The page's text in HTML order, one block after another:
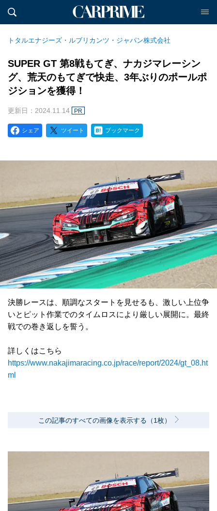
トタルエナジーズ・ルブリカンツ・ジャパン株式会社
SUPER GT 第8戦もてぎ、ナカジマレーシン
グ、荒天のもてぎで快走、3年ぶりのポールポ
ジションを獲得！
更新日：2024.11.14 PR
シェア ツイート ブックマーク
決勝レースは、順調なスタートを見せるも、激しい上位争
いとピット作業でのタイムロスにより厳しい展開に。最終
戦での巻き返しを誓う。
詳しくはこちら
https://www.nakajimaracing.co.jp/race/report/2024/gt_08.ht
ml
この記事のすべての画像を表示する（1枚）